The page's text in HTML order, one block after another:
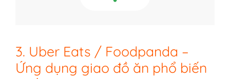
3. Uber Eats / Foodpanda –
Ứng dụng giao đồ ăn phổ biến